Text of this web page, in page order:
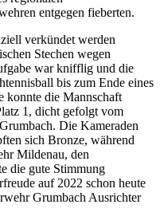
entgegen fieberten.
verkündet werden
Stechen wegen
war knifflig und die
bis zum Ende eines
konnte die Mannschaft
1, dicht gefolgt vom
Die Kameraden
sich Bronze, während
Mildenau, den
die gute Stimmung
auf 2022 schon heute
Grumbach Ausrichter